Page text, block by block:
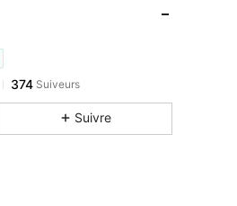
374 Suiveurs
Suivre